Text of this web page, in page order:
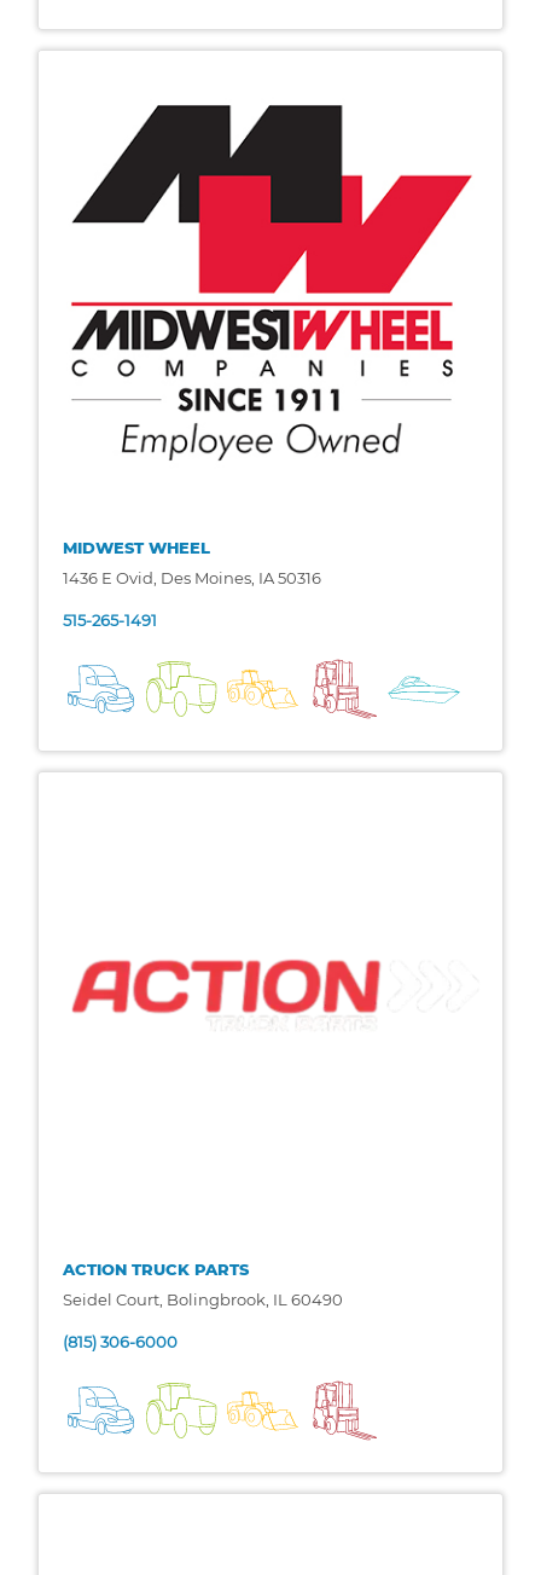
MIDWEST WHEEL
1436 E Ovid, Des Moines, IA 50316
515-265-1491
ACTION TRUCK PARTS
Seidel Court, Bolingbrook, IL 60490
(815) 306-6000